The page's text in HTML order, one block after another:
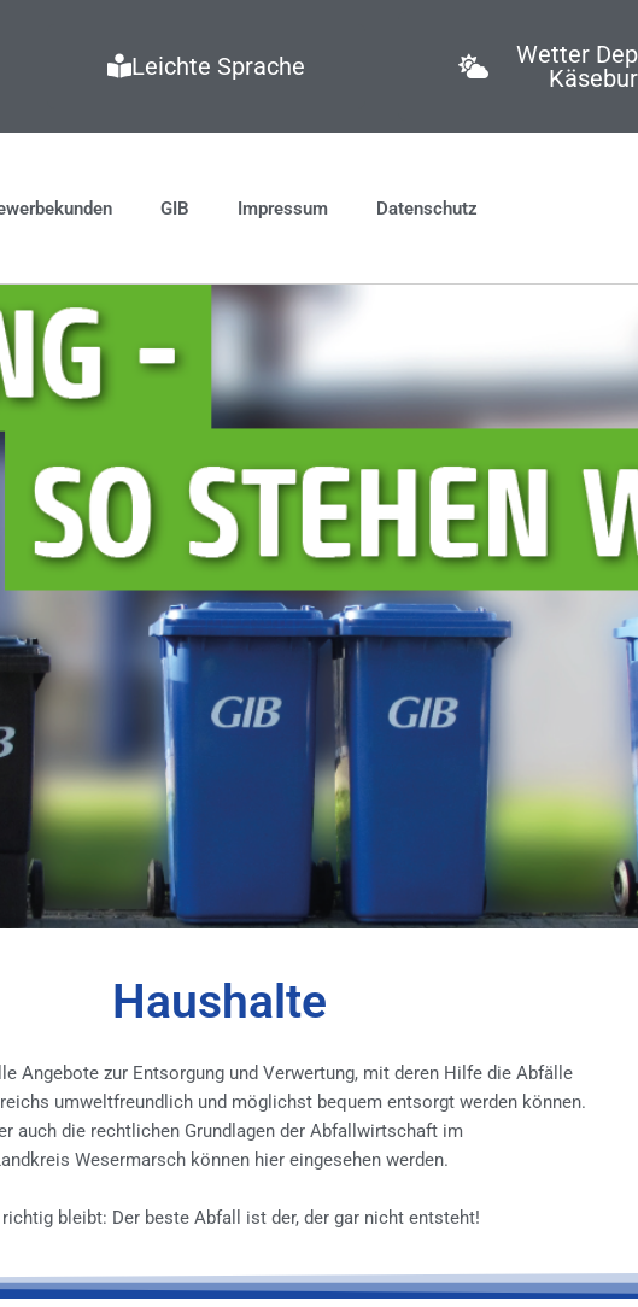
Leichte Sprache
Wetter
GIB Impressum Datenschutz
Haushalte
Angebote zur Entsorgung und Verwertung, mit deren Hilfe die Abfälle
umweltfreundlich und möglichst bequem entsorgt werden können.
auch die rechtlichen Grundlagen der Abfallwirtschaft im
Wesermarsch können hier eingesehen werden.
bleibt: Der beste Abfall ist der, der gar nicht entsteht!